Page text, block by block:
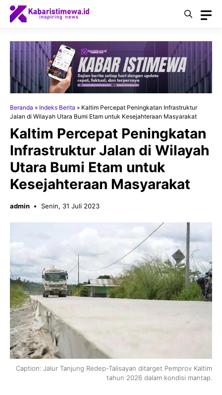
Langsung
Beranda » Indeks Berita » Kaltim Percepat Peningkatan Infrastruktur
Jalan di Wilayah Utara Bumi Etam untuk Kesejahteraan Masyarakat
Kaltim Percepat Peningkatan
Infrastruktur Jalan di Wilayah
Utara Bumi Etam untuk
Kesejahteraan Masyarakat
admin Senin, 31 Juli 2023
Caption: Jalur Tanjung Redep-Talisayan ditarget Pemprov Kaltim
tahun 2026 dalam kondisi mantap.